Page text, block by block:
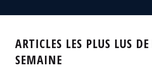
ARTICLES LES PLUS LUS
SEMAINE